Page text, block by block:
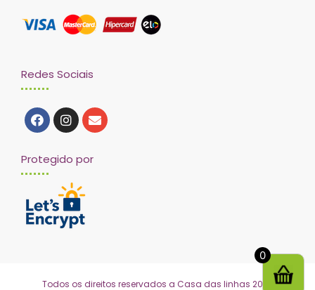
Redes Sociais
Protegido por
Todos os direitos reservados a Casa das linhas 2020
0